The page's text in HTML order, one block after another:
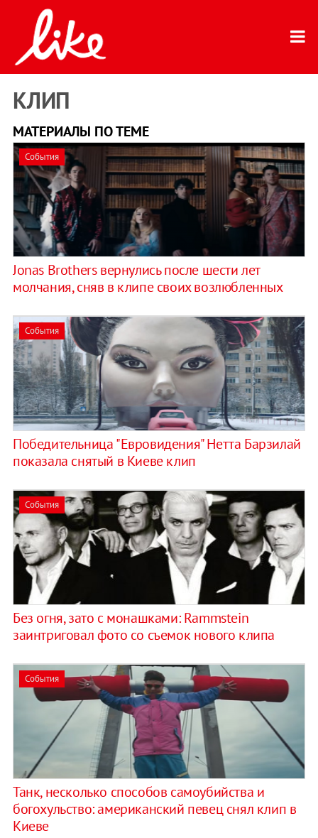
КЛИП
МАТЕРИАЛЫ ПО ТЕМЕ
События
Jonas Brothers вернулись после шести лет
молчания, сняв в клипе своих возлюбленных
События
Победительница "Евровидения" Нетта Барзилай
показала снятый в Киеве клип
События
Без огня, зато с монашками: Rammstein
заинтриговал фото со съемок нового клипа
События
Танк, несколько способов самоубийства и
богохульство: американский певец снял клип в
Киеве